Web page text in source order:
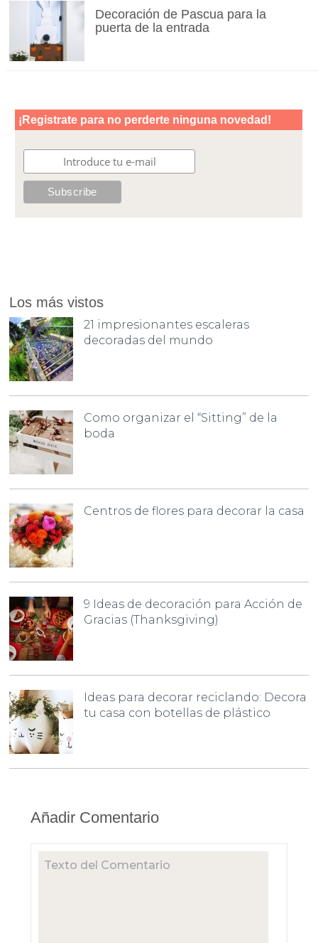
Decoración de Pascua para la
puerta de la entrada
Los más vistos
21 impresionantes escaleras
decoradas del mundo
Como organizar el “Sitting” de la
boda
Centros de flores para decorar la casa
9 Ideas de decoración para Acción de
Gracias (Thanksgiving)
Ideas para decorar reciclando: Decora
tu casa con botellas de plástico
Añadir Comentario